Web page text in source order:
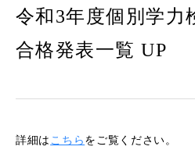
令和3年度個別学力
合格発表一覧 UP
詳細は こちらをご覧ください。